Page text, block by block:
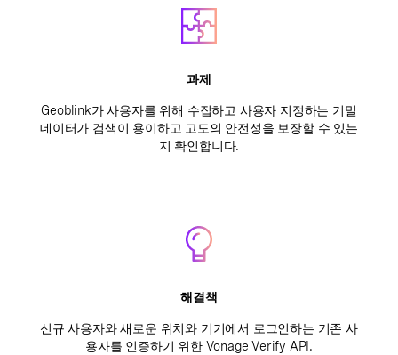
과제
Geoblink가 사용자를 위해 수집하고 사용자 지정하는 기밀
데이터가 검색이 용이하고 고도의 안전성을 보장할 수 있는
지 확인합니다.
해결책
신규 사용자와 새로운 위치와 기기에서 로그인하는 기존 사
용자를 인증하기 위한 Vonage Verify API.